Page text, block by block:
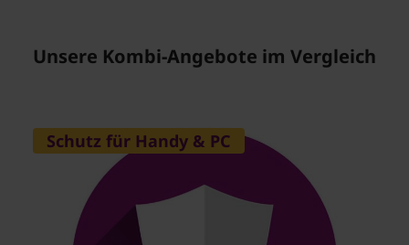
Unsere Kombi-Angebote im Vergleich
Schutz für Handy & PC